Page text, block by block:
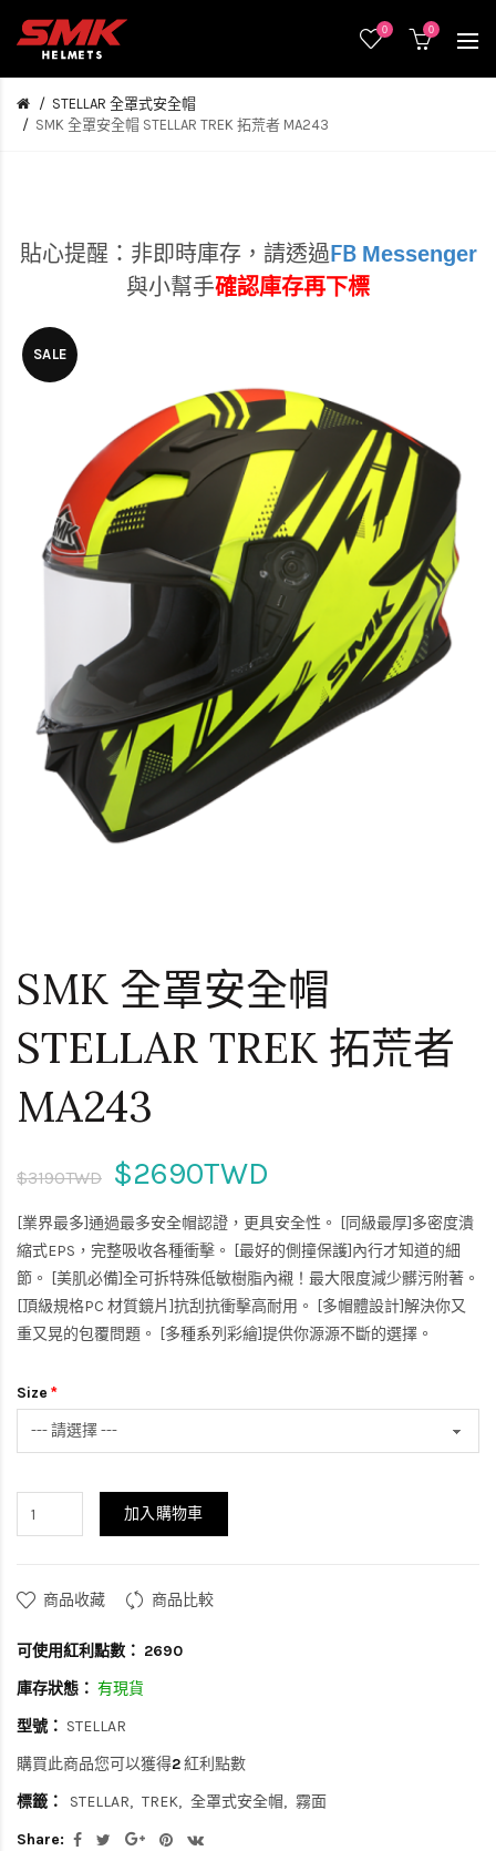
0 0
STELLAR 全罩式安全帽
SMK 全罩安全帽 STELLAR TREK 拓荒者 MA243
貼心提醒：非即時庫存， 請透過 FB Messenger
與小幫手確認庫存再下標
SALE
SMK 全罩安全帽
STELLAR TREK 拓荒者
MA243
$3190TWD $2690TWD
[業界最多]通過最多安全帽認證，更具安全性。 [同級最厚]多密度潰
縮式EPS，完整吸收各種衝擊。 [最好的側撞保護]內行才知道的細
節。 [美肌必備]全可拆特殊低敏樹脂內襯！最大限度減少髒污附著。
[頂級規格PC 材質鏡片]抗刮抗衝擊高耐用。 [多帽體設計]解決你又
重又晃的包覆問題。 [多種系列彩繪]提供你源源不斷的選擇。
Size
加入購物車
商品收藏 商品比較
可使用紅利點數： 2690
庫存狀態： 有現貨
型號： STELLAR
購買此商品您可以獲得2紅利點數
標籤：
STELLAR TREK 全罩式安全帽
霧面
Share: